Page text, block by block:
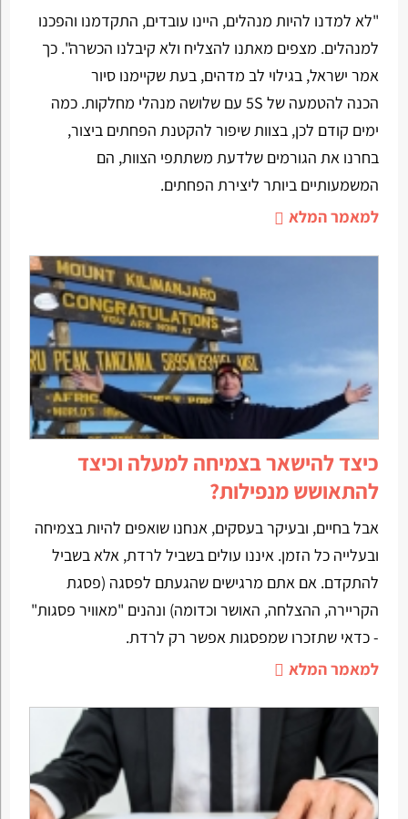
"לא למדנו להיות מנהלים, היינו עובדים, התקדמנו והפכנו
למנהלים. מצפים מאתנו להצליח ולא קיבלנו הכשרה". כך
אמר ישראל, בגילוי לב מדהים, בעת שקיימנו סיור
הכנה להטמעה של 5S עם שלושה מנהלי מחלקות. כמה
ימים קודם לכן, בצוות שיפור להקטנת הפחתים ביצור,
בחרנו את הגורמים שלדעת משתתפי הצוות, הם
המשמעותיים ביותר ליצירת הפחתים.
למאמר המלא
כיצד להישאר בצמיחה למעלה וכיצד
להתאושש מנפילות?
אבל בחיים, ובעיקר בעסקים, אנחנו שואפים להיות בצמיחה
ובעלייה כל הזמן. איננו עולים בשביל לרדת, אלא בשביל
להתקדם. אם אתם מרגישים שהגעתם לפסגה (פסגת
הקריירה, ההצלחה, האושר וכדומה) ונהנים "מאוויר פסגות"
- כדאי שתזכרו שמפסגות אפשר רק לרדת.
למאמר המלא